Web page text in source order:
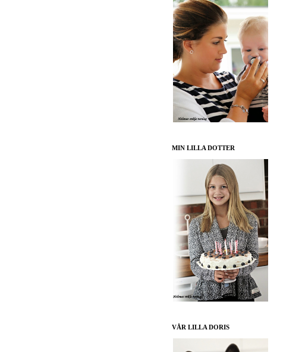
MIN LILLA DOTTER
VÅR LILLA DORIS